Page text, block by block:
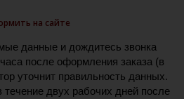
на сайте
данные и дождитесь звонка
после оформления заказа (в
уточнит правильность данных.
течение двух рабочих дней после